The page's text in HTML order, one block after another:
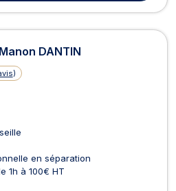
DANTIN
)
en séparation
1h à 100€ HT